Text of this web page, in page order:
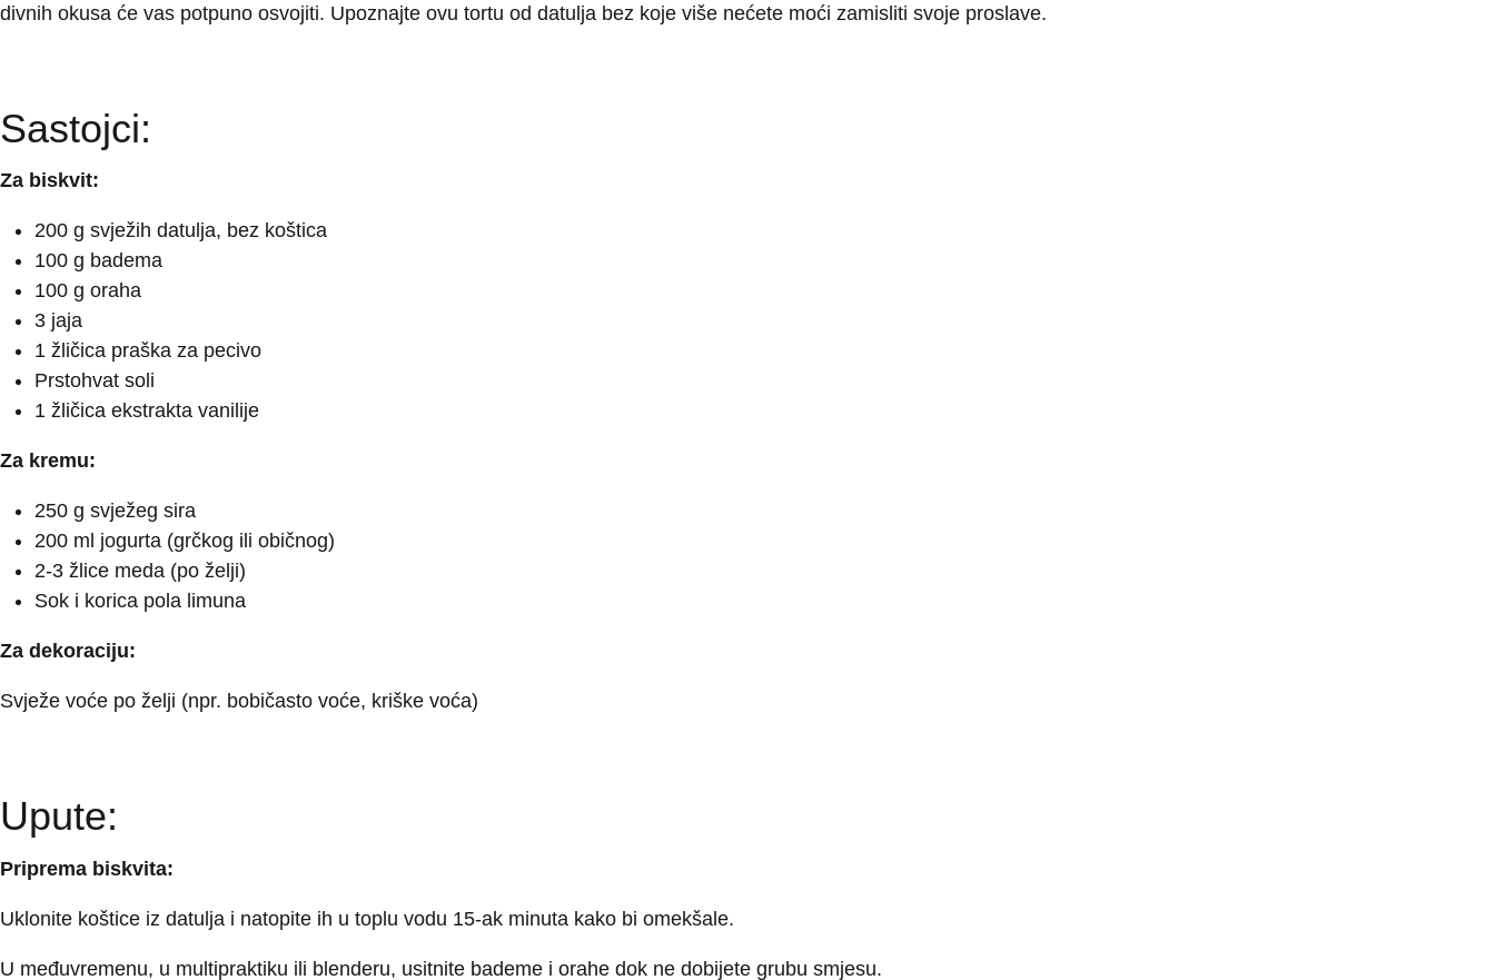
divnih okusa će vas potpuno osvojiti. Upoznajte ovu tortu od datulja bez koje više nećete moći zamisliti svoje proslave.
Sastojci:
Za biskvit:
200 g svježih datulja, bez koštica
100 g badema
100 g oraha
3 jaja
1 žličica praška za pecivo
Prstohvat soli
1 žličica ekstrakta vanilije
Za kremu:
250 g svježeg sira
200 ml jogurta (grčkog ili običnog)
2-3 žlice meda (po želji)
Sok i korica pola limuna
Za dekoraciju:
Svježe voće po želji (npr. bobičasto voće, kriške voća)
Upute:
Priprema biskvita:
Uklonite koštice iz datulja i natopite ih u toplu vodu 15-ak minuta kako bi omekšale.
U međuvremenu, u multipraktiku ili blenderu, usitnite bademe i orahe dok ne dobijete grubu smjesu.